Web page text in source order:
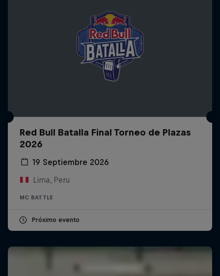
Red Bull Batalla Final Torneo de Plazas
2026
19 Septiembre 2026
Lima, Peru
MC BATTLE
Próximo evento